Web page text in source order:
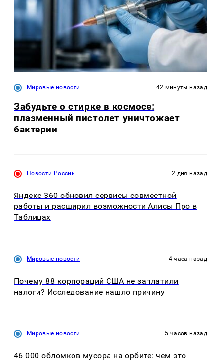
Мировые новости 42 минуты назад
Забудьте о стирке в космосе:
плазменный пистолет уничтожает
бактерии
Новости России 2 дня назад
Яндекс 360 обновил сервисы совместной
работы и расширил возможности Алисы Про в
Таблицах
Мировые новости 4 часа назад
Почему 88 корпораций США не заплатили
налоги? Исследование нашло причину
Мировые новости 5 часов назад
46 000 обломков мусора на орбите: чем это